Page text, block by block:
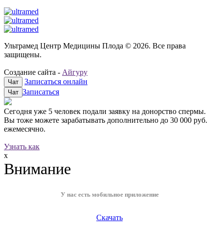
Ультрамед Центр Медицины Плода © 2026. Все права
защищены.
Создание сайта - Айгуру
Чат Записаться онлайн
Чат Записаться
Сегодня уже 5 человек подали заявку на донорство спермы.
Вы тоже можете зарабатывать дополнительно до 30 000 руб.
ежемесячно.
Узнать как
x
Внимание
У нас есть мобильное приложение
Скачать